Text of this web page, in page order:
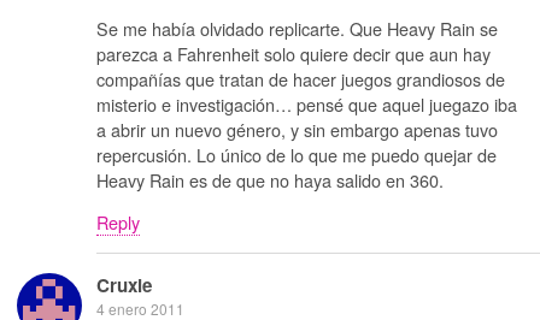
Se me había olvidado replicarte. Que Heavy Rain se
parezca a Fahrenheit solo quiere decir que aun hay
compañías que tratan de hacer juegos grandiosos de
misterio e investigación… pensé que aquel juegazo iba
a abrir un nuevo género, y sin embargo apenas tuvo
repercusión. Lo único de lo que me puedo quejar de
Heavy Rain es de que no haya salido en 360.
Reply
Cruxie
4 enero 2011